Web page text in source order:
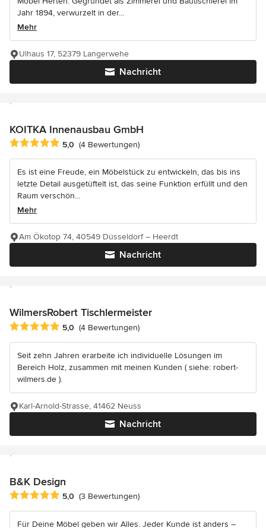
Jahr 1894, verwurzelt in der...
Mehr
Nachricht
Ulhaus 17, 52379 Langerwehe
KOITKA Innenausbau GmbH
Durchschnittliche Bewertung: 5 von 5 Sternen
5,0 (4 Bewertungen)
Es ist eine Freude, ein Möbelstück zu entwickeln, das bis ins
letzte Detail ausgetüftelt ist, das seine Funktion erfüllt und den
Raum verschön...
Mehr
Nachricht
Am Ökotop 74, 40549 Düsseldorf – Heerdt
WilmersRobert Tischlermeister
Durchschnittliche Bewertung: 5 von 5 Sternen
5,0 (4 Bewertungen)
Seit zehn Jahren erarbeite ich individuelle Lösungen im
Bereich Holz, zusammen mit meinen Kunden ( siehe: robert-
wilmers.de ).
Nachricht
Karl-Arnold-Strasse, 41462 Neuss
B&K Design
Durchschnittliche Bewertung: 5 von 5 Sternen
5,0 (3 Bewertungen)
Für Deine Möbel geben wir Alles. Jeder Kunde ist anders –